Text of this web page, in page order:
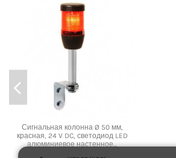
Сигнальная колонна Ø 50 мм,
красная, 24 V DC, светодиод LED
алюминиевое настенное...